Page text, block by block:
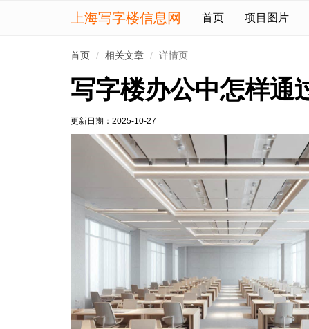
上海写字楼信息网 首页 项目图片
首页 相关文章 详情页
写字楼办公中怎样通
更新日期： 2025-10-27